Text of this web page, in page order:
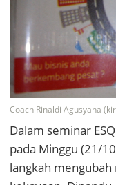
Coach Rinaldi Agusyana
Dalam seminar
pada Minggu (21/
langkah